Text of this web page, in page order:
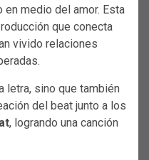
en medio del amor. Esta
que conecta
vivido relaciones
letra, sino que también
del beat junto a los
, logrando una canción